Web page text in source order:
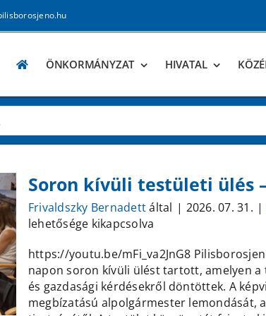
ÖNKORMÁNYZAT HIVATAL
Soron kívüli testületi ülés
Frivaldszky Bernadettáltal | 2026. 07. 31. |
lehetősége kikapcsolva
https://youtu.be/mFi_va2JnG8
napon soron kívüli ülést tartott, amelyen
és gazdasági kérdésekről döntöttek. A
megbízatású alpolgármester lemondását,